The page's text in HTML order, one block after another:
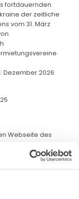
fortdauernden
der zeitliche
vom 31. März
Dezember 2026
Webseite des